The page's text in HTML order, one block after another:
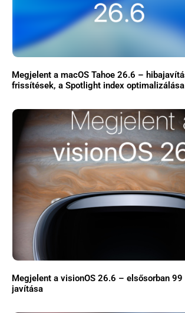
Megjelent a macOS Tahoe 26.6 –
frissítések, a Spotlight index optimalizálása
Megjelent a visionOS 26.6 – elsősorban 99
javítása
GYIK
Használt
Apple